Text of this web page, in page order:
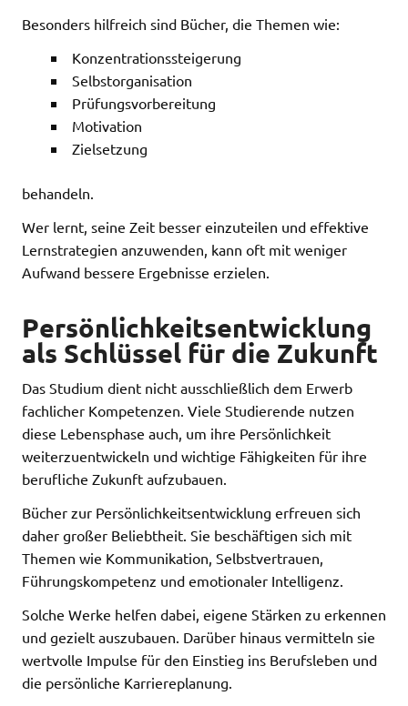
Besonders hilfreich sind Bücher, die Themen wie:
Konzentrationssteigerung
Selbstorganisation
Prüfungsvorbereitung
Motivation
Zielsetzung
behandeln.
Wer lernt, seine Zeit besser einzuteilen und effektive
Lernstrategien anzuwenden, kann oft mit weniger
Aufwand bessere Ergebnisse erzielen.
Persönlichkeitsentwicklung
als Schlüssel für die Zukunft
Das Studium dient nicht ausschließlich dem Erwerb
fachlicher Kompetenzen. Viele Studierende nutzen
diese Lebensphase auch, um ihre Persönlichkeit
weiterzuentwickeln und wichtige Fähigkeiten für ihre
berufliche Zukunft aufzubauen.
Bücher zur Persönlichkeitsentwicklung erfreuen sich
daher großer Beliebtheit. Sie beschäftigen sich mit
Themen wie Kommunikation, Selbstvertrauen,
Führungskompetenz und emotionaler Intelligenz.
Solche Werke helfen dabei, eigene Stärken zu erkennen
und gezielt auszubauen. Darüber hinaus vermitteln sie
wertvolle Impulse für den Einstieg ins Berufsleben und
die persönliche Karriereplanung.